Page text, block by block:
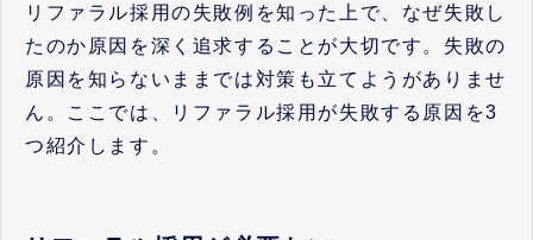
リファラル採用の失敗例を知った上で、なぜ失敗し
たのか原因を深く追求することが大切です。失敗の
原因を知らないままでは対策も立てようがありませ
ん。ここでは、リファラル採用が失敗する原因を3
つ紹介します。